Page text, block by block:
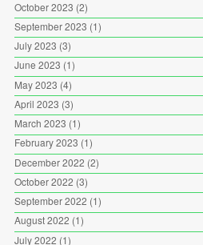
October 2023 (2)
September 2023 (1)
July 2023 (3)
June 2023 (1)
May 2023 (4)
April 2023 (3)
March 2023 (1)
February 2023 (1)
December 2022 (2)
October 2022 (3)
September 2022 (1)
August 2022 (1)
July 2022 (1)